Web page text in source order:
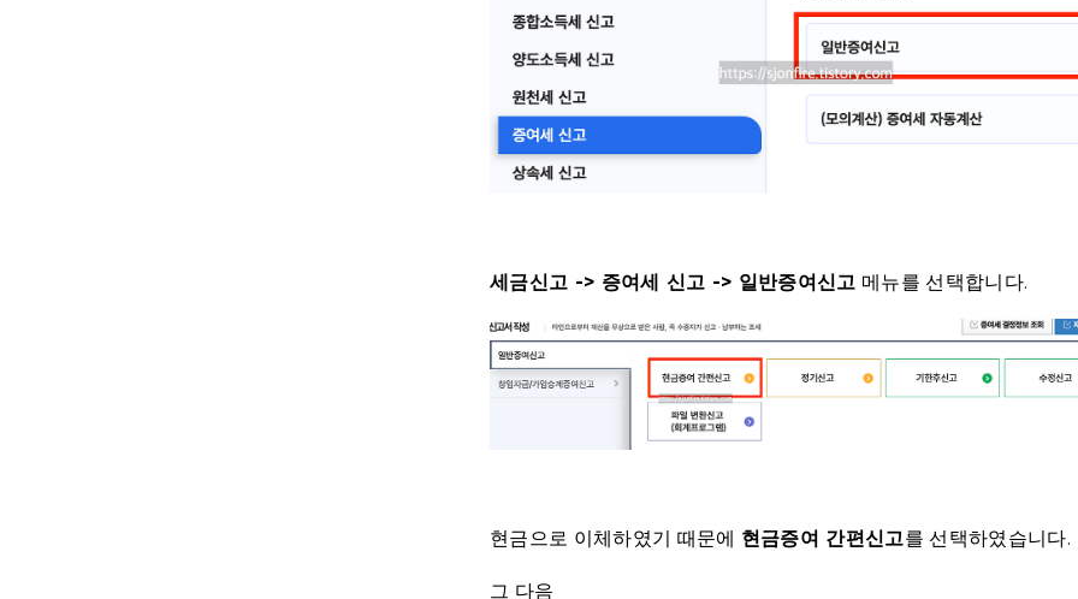
세금신고 -> 증여세 신고 -> 일반증여신고 메뉴를 선택합니다.
현금으로 이체하였기 때문에 현금증여 간편신고를 선택하였습니다.
그 다음